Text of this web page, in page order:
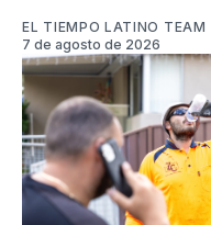
EL TIEMPO LATINO TEAM
7 de agosto de 2026